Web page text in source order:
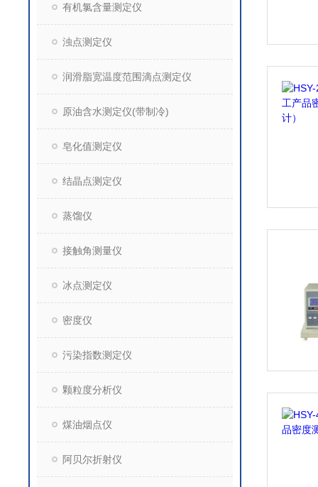
有机氯含量测定仪
浊点测定仪
润滑脂宽温度范围滴点测定仪
原油含水测定仪(带制冷)
皂化值测定仪
结晶点测定仪
蒸馏仪
接触角测量仪
冰点测定仪
密度仪
污染指数测定仪
颗粒度分析仪
煤油烟点仪
阿贝尔折射仪